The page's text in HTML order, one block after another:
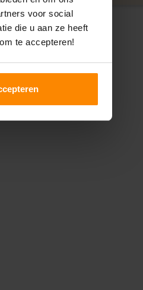
voor social
die u aan ze heeft
te accepteren!